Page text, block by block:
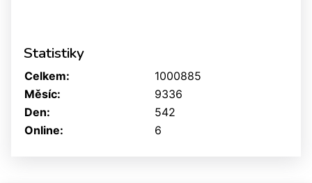
Statistiky
Online: 6
Celkem:
1000885
Měsíc:
9336
Den:
542